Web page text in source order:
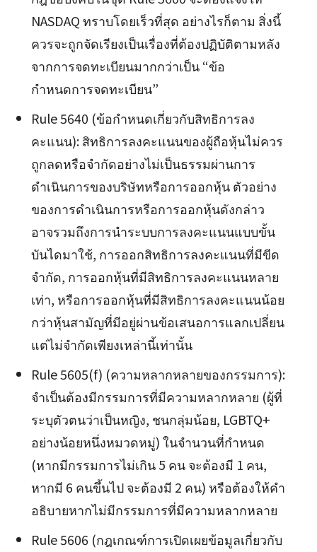
NASDAQ ทราบโดยเร็วที่สุด อย่างไรก็ตาม สิ่งนี้
ควรจะถูกจัดเรียงเป็นเรื่องที่ต้องปฏิบัติตามหลัง
จากการจดทะเบียนมากกว่าเป็น “ข้อ
กำหนดการจดทะเบียน”
Rule 5640 (ข้อกำหนดเกี่ยวกับสิทธิการลง
คะแนน): สิทธิการลงคะแนนของผู้ถือหุ้นไม่ควร
ถูกลดหรือจำกัดอย่างไม่เป็นธรรมผ่านการ
ดำเนินการของบริษัทหรือการออกหุ้น ตัวอย่าง
ของการดำเนินการหรือการออกหุ้นดังกล่าว
อาจรวมถึงการนำระบบการลงคะแนนแบบขั้น
บันไดมาใช้, การออกสิทธิการลงคะแนนที่มีขีด
จำกัด, การออกหุ้นที่มีสิทธิการลงคะแนนหลาย
เท่า, หรือการออกหุ้นที่มีสิทธิการลงคะแนนน้อย
กว่าหุ้นสามัญที่มีอยู่ผ่านข้อเสนอการแลกเปลี่ยน
แต่ไม่จำกัดเพียงเหล่านี้เท่านั้น
Rule 5605(f) (ความหลากหลายของกรรมการ):
จำเป็นต้องมีกรรมการที่มีความหลากหลาย (ผู้ที่
ระบุตัวตนว่าเป็นหญิง, ชนกลุ่มน้อย, LGBTQ+
อย่างน้อยหนึ่งหมวดหมู่) ในจำนวนที่กำหนด
(หากมีกรรมการไม่เกิน 5 คน จะต้องมี 1 คน,
หากมี 6 คนขึ้นไป จะต้องมี 2 คน) หรือต้องให้คำ
อธิบายหากไม่มีกรรมการที่มีความหลากหลาย
Rule 5606 (กฎเกณฑ์การเปิดเผยข้อมูลเกี่ยวกับ